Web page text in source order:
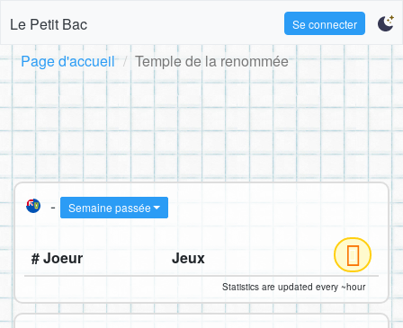
Le Petit Bac Se connecter
Page d'accueil Temple de la renommée
- Semaine passée
# Joeur Jeux
Statistics are updated every ~hour